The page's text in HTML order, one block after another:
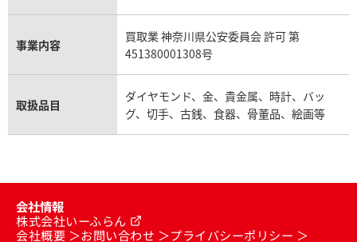
事業内容
買取業 神奈川県公安委員会 許可 第
451380001308号
取扱品目
ダイヤモンド、金、貴金属、時計、バッ
グ、切手、古銭、食器、骨董品、絵画等
会社情報
株式会社いーふらん
会社概要
お問い合わせ
プライバシーポリシー